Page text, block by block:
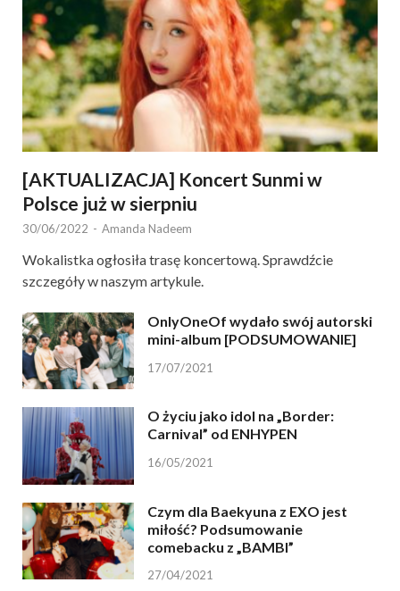
[AKTUALIZACJA] Koncert Sunmi w
Polsce już w sierpniu
30/06/2022 - Amanda Nadeem
Wokalistka ogłosiła trasę koncertową. Sprawdźcie
szczegóły w naszym artykule.
OnlyOneOf wydało swój autorski
mini-album [PODSUMOWANIE]
17/07/2021
O życiu jako idol na „Border:
Carnival” od ENHYPEN
16/05/2021
Czym dla Baekyuna z EXO jest
miłość? Podsumowanie
comebacku z „BAMBI”
27/04/2021